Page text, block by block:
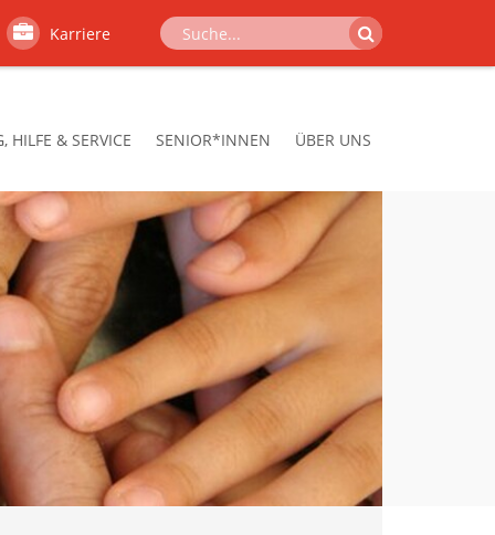
Karriere
HILFE & SERVICE SENIOR*INNEN ÜBER UNS